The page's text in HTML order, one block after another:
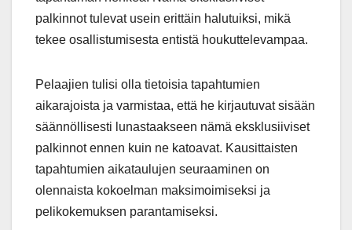
palkinnot tulevat usein erittäin halutuiksi, mikä
tekee osallistumisesta entistä houkuttelevampaa.
Pelaajien tulisi olla tietoisia tapahtumien
aikarajoista ja varmistaa, että he kirjautuvat sisään
säännöllisesti lunastaakseen nämä eksklusiiviset
palkinnot ennen kuin ne katoavat. Kausittaisten
tapahtumien aikataulujen seuraaminen on
olennaista kokoelman maksimoimiseksi ja
pelikokemuksen parantamiseksi.